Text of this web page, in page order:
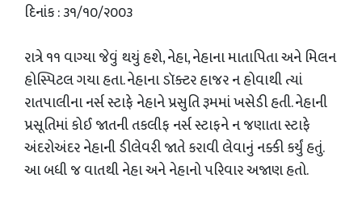
દિનાંક : ૩૧/૧૦/૨૦૦૩
રાત્રે ૧૧ વાગ્યા જેવું થયું હશે, નેહા, નેહાના માતાપિતા અને મિલન
હોસ્પિટલ ગયા હતા. નેહાના ડૉક્ટર હાજર ન હોવાથી ત્યાં
રાતપાલીના નર્સ સ્ટાફે નેહાને પ્રસુતિ રૂમમાં ખસેડી હતી. નેહાની
પ્રસૂતિમાં કોઈ જાતની તકલીફ નર્સ સ્ટાફને ન જણાતા સ્ટાફે
અંદરોઅંદર નેહાની ડીલેવરી જાતે કરાવી લેવાનું નક્કી કર્યું હતું.
આ બધી જ વાતથી નેહા અને નેહાનો પરિવાર અજાણ હતો.